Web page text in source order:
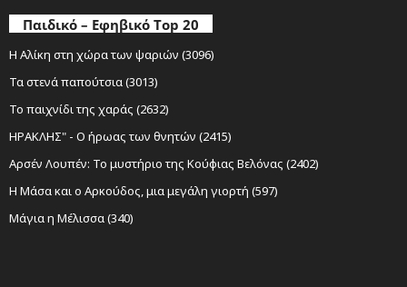
Παιδικό – Εφηβικό Top 20
Η Αλίκη στη χώρα των ψαριών (3096)
Τα στενά παπούτσια (3013)
Το παιχνίδι της χαράς (2632)
ΗΡΑΚΛΗΣ" - Ο ήρωας των θνητών (2415)
Αρσέν Λουπέν: Το μυστήριο της Κούφιας Βελόνας (2402)
Η Μάσα και ο Αρκούδος, μια μεγάλη γιορτή (597)
Μάγια η Μέλισσα (340)